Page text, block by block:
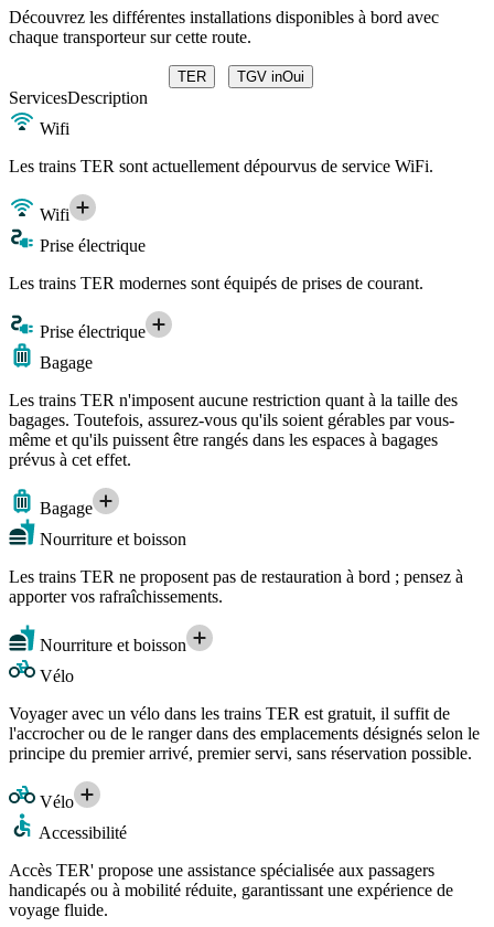
Découvrez les différentes installations disponibles à bord avec
chaque transporteur sur cette route.
TER TGV inOui
ServicesDescription
Wifi
Les trains TER sont actuellement dépourvus de service WiFi.
Wifi
Prise électrique
Les trains TER modernes sont équipés de prises de courant.
Prise électrique
Bagage
Les trains TER n'imposent aucune restriction quant à la taille des
bagages. Toutefois, assurez-vous qu'ils soient gérables par vous-
même et qu'ils puissent être rangés dans les espaces à bagages
prévus à cet effet.
Bagage
Nourriture et boisson
Les trains TER ne proposent pas de restauration à bord ; pensez à
apporter vos rafraîchissements.
Nourriture et boisson
Vélo
Voyager avec un vélo dans les trains TER est gratuit, il suffit de
l'accrocher ou de le ranger dans des emplacements désignés selon le
principe du premier arrivé, premier servi, sans réservation possible.
Vélo
Accessibilité
Accès TER' propose une assistance spécialisée aux passagers
handicapés ou à mobilité réduite, garantissant une expérience de
voyage fluide.